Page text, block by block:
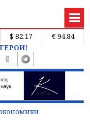
$ 82.17
€ 94.84